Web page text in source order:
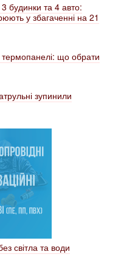
будинки та 4 авто:
у збагаченні на 21
термопанелі: що обрати
зупинили
світла та води